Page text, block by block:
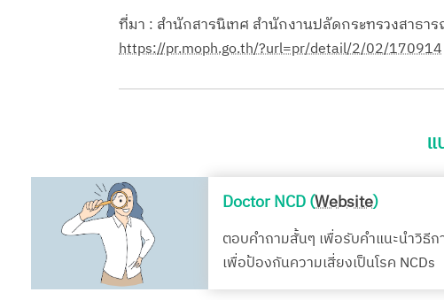
ที่มา : สำนักสารนิเทศ สำนักงานปลัดกระทรวงสาธา
https://pr.moph.go.th/?url=pr/detail/2/02/170914
แ
Doctor NCD (Website)
ตอบคำถามสั้นๆ เพื่อรับคำแนะนำวิธี
เพื่อป้องกันความเสี่ยงเป็นโรค NCDs